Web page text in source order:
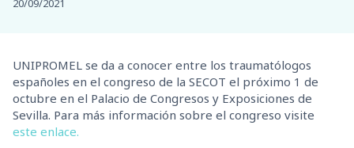
20/09/2021
UNIPROMEL se da a conocer entre los traumatólogos
españoles en el congreso de la SECOT el próximo 1 de
octubre en el Palacio de Congresos y Exposiciones de
Sevilla. Para más información sobre el congreso visite
este enlace.